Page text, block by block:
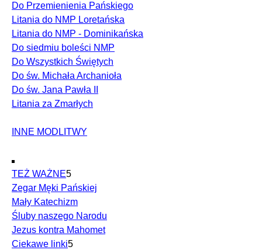
Do Przemienienia Pańskiego
Litania do NMP Loretańska
Litania do NMP - Dominikańska
Do siedmiu boleści NMP
Do Wszystkich Świętych
Do św. Michała Archanioła
Do św. Jana Pawła II
Litania za Zmarłych
INNE MODLITWY
TEŻ WAŻNE5
Zegar Męki Pańskiej
Mały Katechizm
Śluby naszego Narodu
Jezus kontra Mahomet
Ciekawe linki5